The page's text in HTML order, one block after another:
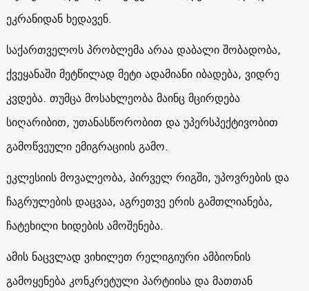
ეკრანიდან ხედავენ.
საქართველოს პრობლემა არაა დაბალი შობადობა,
ქვეყანაში მეტწილად მეტი ადამიანი იბადება, ვიდრე
კვდება. თუმცა მოსახლეობა მაინც მცირდება
სიღარიბით, უთანასწორობით და უპერსპექტივობით
გამოწვეული ემიგრაციის გამო.
ეკლესიის მოვალეობა, პირველ რიგში, უპოვრების და
ჩაგრულების დაცვაა, აგრეთვე ერის გამთლიანება,
ჩატეხილი ხიდების ამოშენება.
ამის ნაცვლად ვიხილეთ რელიგიური ამბიონის
გამოყენება კონკრეტული პარტიისა და მათთან